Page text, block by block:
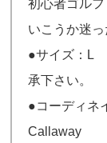
初心者ゴル
いこうか迷
●サイズ：L
承下さい。
●コーディネ
Callaway